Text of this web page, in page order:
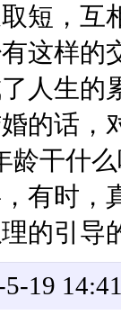
短，互
这样的
人生的
的话
龄干什
有时，
的引导
19